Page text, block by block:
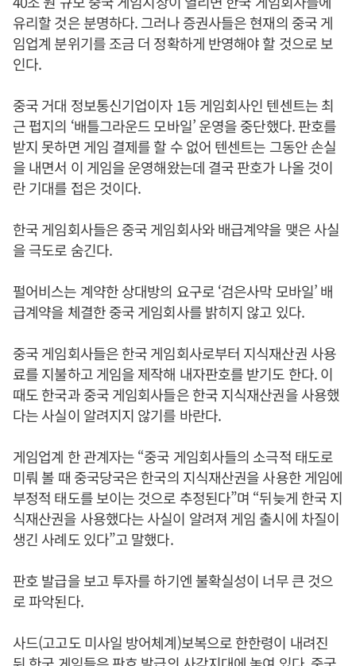
유리할 것은 분명하다. 그러나 증권사들은 현재의 중국 게
임업계 분위기를 조금 더 정확하게 반영해야 할 것으로 보
인다.
중국 거대 정보통신기업이자 1등 게임회사인 텐센트는 최
근 펍지의 ‘배틀그라운드 모바일’ 운영을 중단했다. 판호를
받지 못하면 게임 결제를 할 수 없어 텐센트는 그동안 손실
을 내면서 이 게임을 운영해왔는데 결국 판호가 나올 것이
란 기대를 접은 것이다.
한국 게임회사들은 중국 게임회사와 배급계약을 맺은 사실
을 극도로 숨긴다.
펄어비스는 계약한 상대방의 요구로 ‘검은사막 모바일’ 배
급계약을 체결한 중국 게임회사를 밝히지 않고 있다.
중국 게임회사들은 한국 게임회사로부터 지식재산권 사용
료를 지불하고 게임을 제작해 내자판호를 받기도 한다. 이
때도 한국과 중국 게임회사들은 한국 지식재산권을 사용했
다는 사실이 알려지지 않기를 바란다.
게임업계 한 관계자는 “중국 게임회사들의 소극적 태도로
미뤄 볼 때 중국당국은 한국의 지식재산권을 사용한 게임에
부정적 태도를 보이는 것으로 추정된다”며 “뒤늦게 한국 지
식재산권을 사용했다는 사실이 알려져 게임 출시에 차질이
생긴 사례도 있다”고 말했다.
판호 발급을 보고 투자를 하기엔 불확실성이 너무 큰 것으
로 파악된다.
사드(고고도 미사일 방어체계)보복으로 한한령이 내려진